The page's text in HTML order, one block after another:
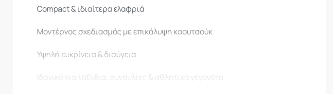
Compact & ιδιαίτερα ελαφριά
Μοντέρνος σχεδιασμός με επικάλυψη καουτσούκ
Υψηλή ευκρίνεια & διαύγεια
Ιδανικό για ταξίδια, συναυλίες & αθλητικά γεγονότα